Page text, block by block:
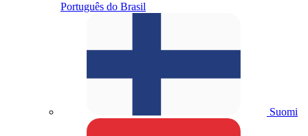
Português do Brasil
Suomi